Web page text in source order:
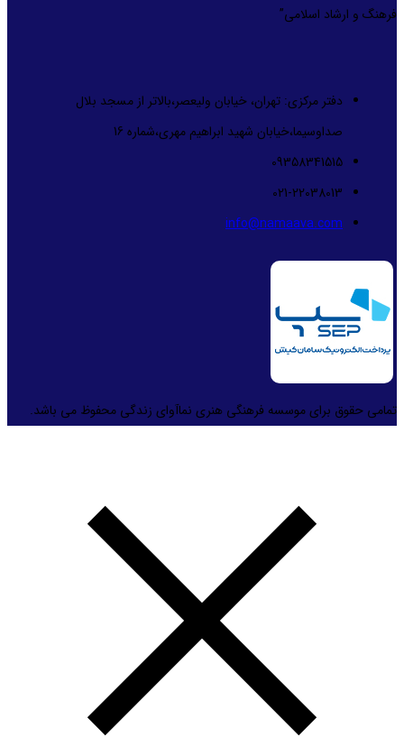
فرهنگ و ارشاد اسلامی”
دفتر مرکزی: تهران، خیابان ولیعصر،بالاتر از مسجد بلال
صداوسیما،خیابان شهید ابراهیم مهری،شماره 16
09358341515
021-22038013
info@namaava.com
تمامی حقوق برای موسسه فرهنگی هنری نماآوای زندگی محفوظ می باشد.